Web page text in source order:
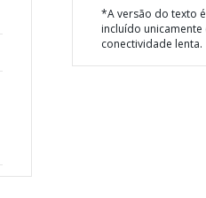
*A versão do texto
incluído
conectividade lenta.